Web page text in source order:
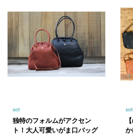
sot
独特のフォルムがアクセン
ト！大人可愛いがま口バッグ
sot